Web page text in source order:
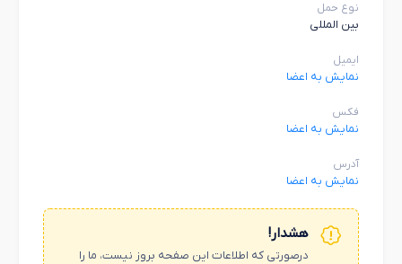
نوع حمل
بین المللی
ایمیل
نمایش به اعضا
فکس
نمایش به اعضا
آدرس
نمایش به اعضا
هشدار!
درصورتی که اطلاعات این صفحه بروز نیست، ما را